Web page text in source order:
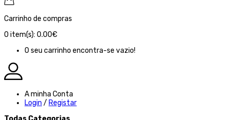
Carrinho de compras
0 item(s): 0.00€
O seu carrinho encontra-se vazio!
A minha Conta
Login / Registar